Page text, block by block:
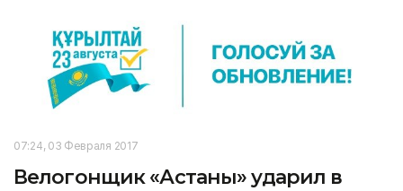
07:24, 03 Февраля 2017
Велогонщик «Астаны» ударил в